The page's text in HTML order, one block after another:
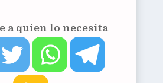
a quien lo necesita